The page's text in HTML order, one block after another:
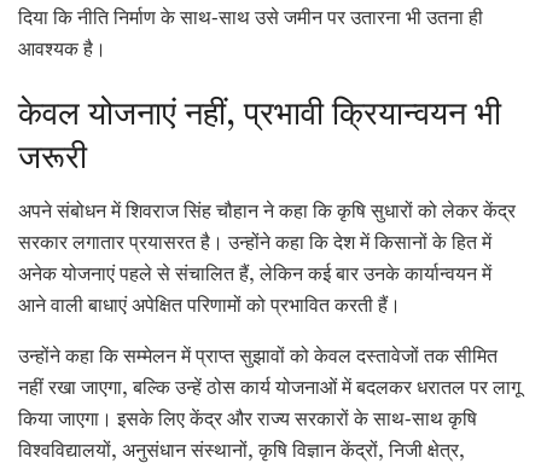
दिया कि नीति निर्माण के साथ-साथ उसे जमीन पर उतारना भी उतना ही
आवश्यक है।
केवल योजनाएं नहीं, प्रभावी क्रियान्वयन भी
जरूरी
अपने संबोधन में शिवराज सिंह चौहान ने कहा कि कृषि सुधारों को लेकर केंद्र
सरकार लगातार प्रयासरत है। उन्होंने कहा कि देश में किसानों के हित में
अनेक योजनाएं पहले से संचालित हैं, लेकिन कई बार उनके कार्यान्वयन में
आने वाली बाधाएं अपेक्षित परिणामों को प्रभावित करती हैं।
उन्होंने कहा कि सम्मेलन में प्राप्त सुझावों को केवल दस्तावेजों तक सीमित
नहीं रखा जाएगा, बल्कि उन्हें ठोस कार्य योजनाओं में बदलकर धरातल पर लागू
किया जाएगा। इसके लिए केंद्र और राज्य सरकारों के साथ-साथ कृषि
विश्वविद्यालयों, अनुसंधान संस्थानों, कृषि विज्ञान केंद्रों, निजी क्षेत्र,